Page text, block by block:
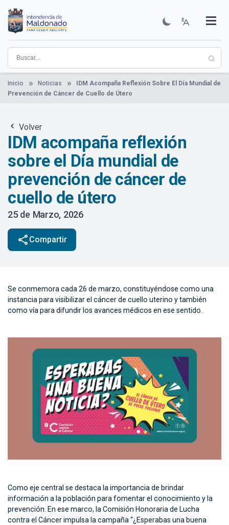
contenido
principal
Institucional
Municipios
Descubre Maldonado
Comunicación
Servicios
Guía De Trámites
Ver Noticias
Inicio Noticias
IDM Acompaña Reflexión Sobre El Día Mundial de
Prevención de Cáncer de Cuello de Útero
Volver
IDM acompaña reflexión
sobre el Día mundial de
prevención de cáncer de
cuello de útero
25 de Marzo, 2026
share Compartir
Se conmemora cada 26 de marzo, constituyéndose como una
instancia para visibilizar el cáncer de cuello uterino y también
como vía para difundir los avances médicos en ese sentido.
Como eje central se destaca la importancia de brindar
información a la población para fomentar el conocimiento y la
prevención. En ese marco, la Comisión Honoraria de Lucha
contra el Cáncer impulsa la campaña “¿Esperabas una buena